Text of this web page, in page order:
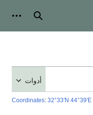
بحث
أدوات
Coordinates: 32°33′N 44°39′E